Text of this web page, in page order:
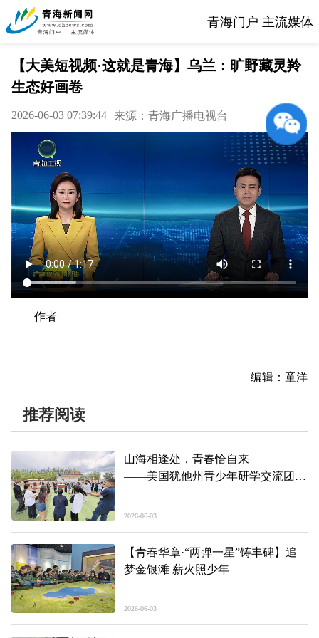
青海门户 主流媒体
【大美短视频·这就是青海】乌兰：旷野藏灵羚
生态好画卷
2026-06-03 07:39:44 来源：青海广播电视台
作者
编辑：童洋
推荐阅读
山海相逢处，青春恰自来
——美国犹他州青少年研学交流团访
2026-06-03
【青春华章·“两弹一星”铸丰碑】追
梦金银滩 薪火照少年
2026-06-03